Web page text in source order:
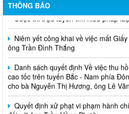
THÔNG BÁO
Cuộc thi trực tuyến tìm hiểu pháp
Niêm yết công khai về việc mất
ông Trần Đình Thắng
Danh sách quyết định Về việc thu
cao tốc trên tuyến Bắc - Nam phía
cho bà Nguyễn Thị Hương, ông Lê
Quyết định xử phạt vi phạm hành
đối với ông Trần Hồng Phước